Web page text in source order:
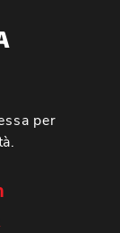
per